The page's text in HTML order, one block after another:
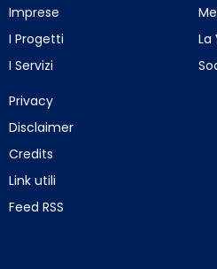
Imprese
I Progetti
I Servizi
La
Privacy
Disclaimer
Credits
Link utili
Feed RSS